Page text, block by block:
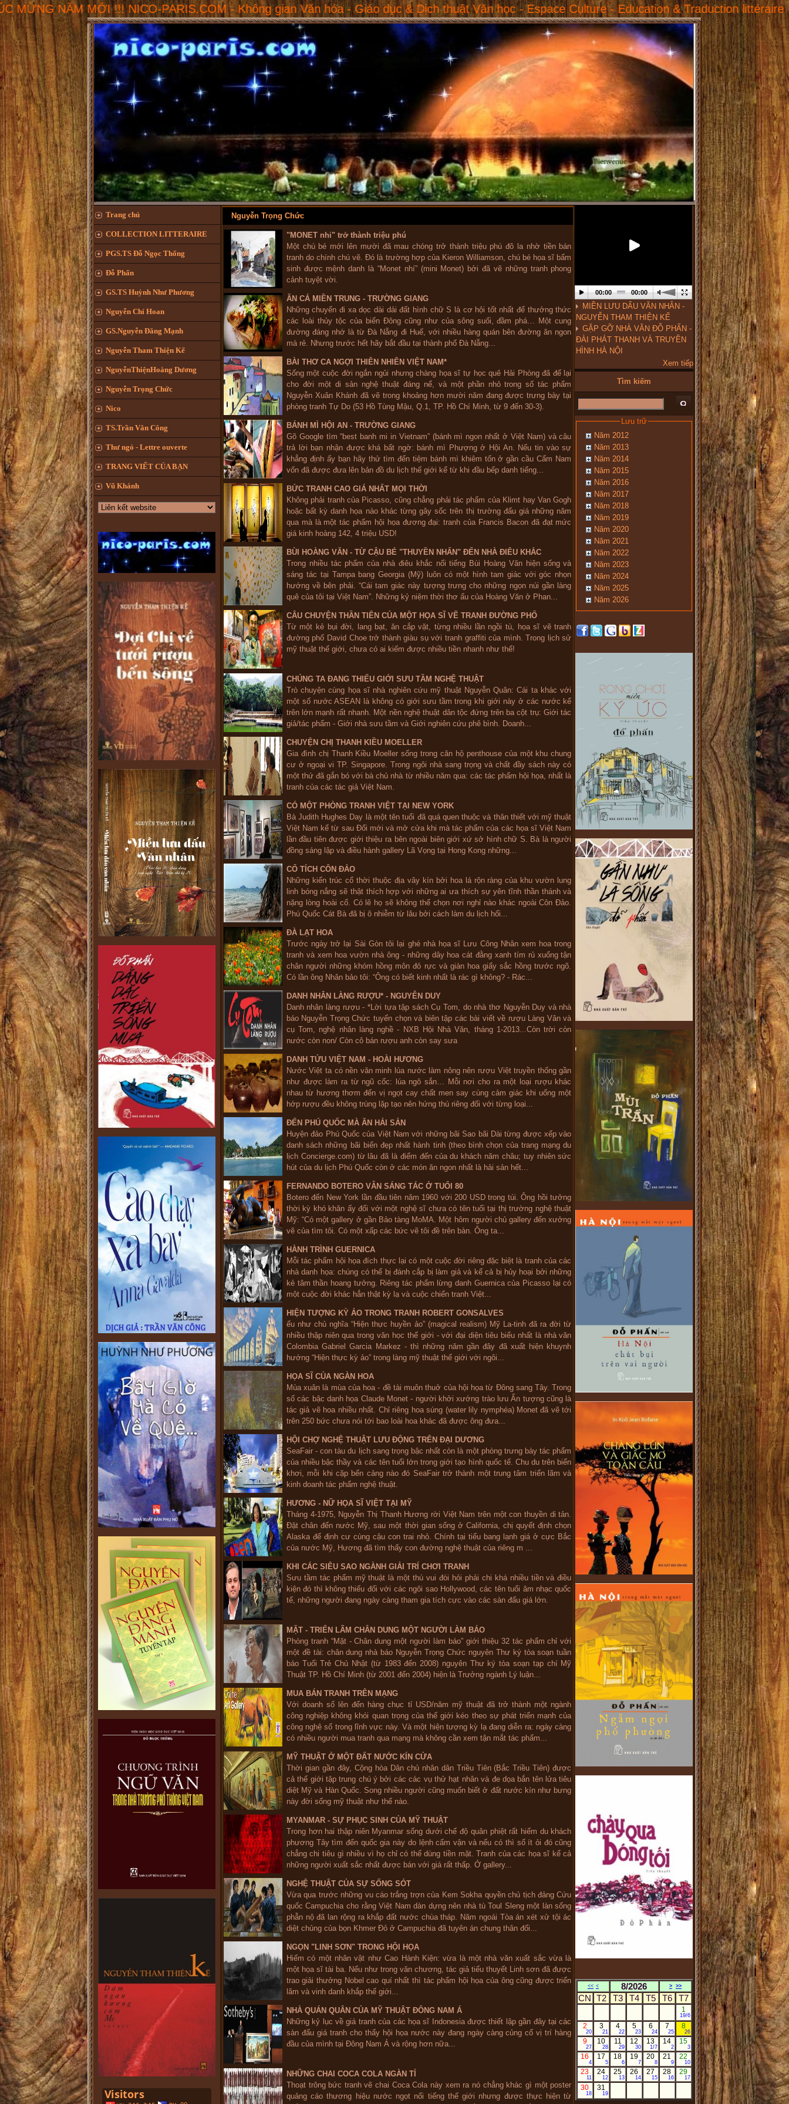
NĂM MỚI !!! NICO-PARIS.COM - Không gian Văn hóa - Giáo dục & Dịch thuật Văn học - Espace Culture - Education & Traduction littéraire
Trang chủ
COLLECTION LITTERAIRE
PGS.TS Đỗ Ngọc Thống
Đỗ Phấn
GS.TS Huỳnh Như Phương
Nguyễn Chí Hoan
GS.Nguyễn Đăng Mạnh
Nguyễn Tham Thiện Kế
NguyễnThiệnHoàng Dương
Nguyễn Trọng Chức
Nico
TS.Trần Văn Công
Thư ngỏ - Lettre ouverte
TRANG VIẾT CỦA BẠN
Vũ Khánh
Nguyễn Trọng Chức
"MONET nhi" trở thành triệu phú
Một chú bé mới lên mười đã mau chóng trở thành triệu phú đô la nhờ tiền bán
tranh do chính chú vẽ. Đó là trường hợp của Kieron Williamson, chú bé họa sĩ bẩm
sinh được mệnh danh là “Monet nhí” (mini Monet) bởi đã vẽ những tranh phong
cảnh tuyệt vời.
ĂN CÁ MIỀN TRUNG - TRƯỜNG GIANG
Những chuyến đi xa dọc dài dải đất hình chữ S là cơ hội tốt nhất để thưởng thức
các loài thủy tộc của biển Đông cũng như của sông suối, đầm phá… Một cung
đường đáng nhớ là từ Đà Nẵng đi Huế, với nhiều hàng quán bên đường ăn ngon
mà rẻ. Nhưng trước hết hãy bắt đầu tại thành phố Đà Nẵng...
BÀI THƠ CA NGỢI THIÊN NHIÊN VIỆT NAM*
Sống một cuộc đời ngắn ngủi nhưng chàng họa sĩ tự học quê Hải Phòng đã để lại
cho đời một di sản nghệ thuật đáng nể, và một phần nhỏ trong số tác phẩm
Nguyễn Xuân Khánh đã vẽ trong khoảng hơn mười năm đang được trưng bày tại
phòng tranh Tự Do (53 Hồ Tùng Mậu, Q.1, TP. Hồ Chí Minh, từ 9 đến 30-3).
BÁNH MÌ HỘI AN - TRƯỜNG GIANG
Gõ Google tìm “best banh mi in Vietnam” (bánh mì ngon nhất ở Việt Nam) và câu
trả lời bạn nhận được khá bất ngờ: bánh mì Phượng ở Hội An. Nếu tin vào sự
khẳng định ấy bạn hãy thử tìm đến tiệm bánh mì khiêm tốn ở gần cầu Cẩm Nam
vốn đã được đưa lên bản đồ du lịch thế giới kể từ khi đầu bếp danh tiếng...
BỨC TRANH CAO GIÁ NHẤT MỌI THỜI
Không phải tranh của Picasso, cũng chẳng phải tác phẩm của Klimt hay Van Gogh
hoặc bất kỳ danh họa nào khác từng gây sốc trên thị trường đấu giá những năm
qua mà là một tác phẩm hội họa đương đại: tranh của Francis Bacon đã đạt mức
giá kinh hoàng 142, 4 triệu USD!
BÙI HOÀNG VĂN - TỪ CẬU BÉ "THUYỀN NHẨN" ĐẾN NHÀ ĐIÊU KHẮC
Trong nhiều tác phẩm của nhà điêu khắc nổi tiếng Bùi Hoàng Văn hiện sống và
sáng tác tại Tampa bang Georgia (Mỹ) luôn có một hình tam giác với góc nhọn
hướng về bên phải. “Cái tam giác này tượng trưng cho những ngọn núi gần làng
quê của tôi tại Việt Nam”. Những kỷ niệm thời thơ ấu của Hoàng Văn ở Phan...
CÂU CHUYỆN THẦN TIÊN CỦA MỘT HỌA SĨ VẼ TRANH ĐƯỜNG PHỐ
Từ một kẻ bụi đời, lang bạt, ăn cắp vặt, từng nhiều lần ngồi tù, họa sĩ vẽ tranh
đường phố David Choe trở thành giàu sụ với tranh graffiti của mình. Trong lịch sử
mỹ thuật thế giới, chưa có ai kiếm được nhiều tiền nhanh như thế!
CHÚNG TA ĐANG THIẾU GIỚI SƯU TẦM NGHỆ THUẬT
Trò chuyện cùng họa sĩ nhà nghiên cứu mỹ thuật Nguyễn Quân: Cái ta khác với
một số nước ASEAN là không có giới sưu tầm trong khi giới này ở các nước kể
trên lớn mạnh rất nhanh. Một nền nghệ thuật dân tộc đứng trên ba cột trụ: Giới tác
giả/tác phẩm - Giới nhà sưu tầm và Giới nghiên cứu phê bình. Doanh...
CHUYỆN CHỊ THANH KIỀU MOELLER
Gia đình chị Thanh Kiều Moeller sống trong căn hộ penthouse của một khu chung
cư ở ngoại vi TP. Singapore. Trong ngôi nhà sang trọng và chất đầy sách này có
một thứ đã gắn bó với bà chủ nhà từ nhiều năm qua: các tác phẩm hội họa, nhất là
tranh của các tác giả Việt Nam.
CÓ MỘT PHÒNG TRANH VIỆT TẠI NEW YORK
Bà Judith Hughes Day là một tên tuổi đã quá quen thuộc và thân thiết với mỹ thuật
Việt Nam kể từ sau Đổi mới và mở cửa khi mà tác phẩm của các họa sĩ Việt Nam
lần đầu tiên được giới thiệu ra bên ngoài biên giới xứ sở hình chữ S. Bà là người
đồng sáng lập và điều hành gallery Lã Vọng tại Hong Kong những...
CỔ TÍCH CÔN ĐẢO
Những kiến trúc cổ thời thuộc địa vây kín bởi hoa lá rộn ràng của khu vườn lung
linh bóng nắng sẽ thật thích hợp với những ai ưa thích sự yên tĩnh thần thánh và
nặng lòng hoài cổ. Có lẽ họ sẽ không thể chọn nơi nghỉ nào khác ngoài Côn Đảo.
Phú Quốc Cát Bà đã bị ô nhiễm từ lâu bởi cách làm du lịch hối...
ĐÀ LẠT HOA
Trước ngày trở lại Sài Gòn tôi lại ghé nhà họa sĩ Lưu Công Nhân xem hoa trong
tranh và xem hoa vườn nhà ông - những dây hoa cát đằng xanh tím rủ xuống tận
chân người những khóm hồng môn đỏ rực và giàn hoa giấy sắc hồng trước ngõ.
Có lần ông Nhân bảo tôi: “Ông có biết kinh nhất là rác gì không? - Rác...
DANH NHÂN LÀNG RƯỢU* - NGUYỄN DUY
Danh nhân làng rượu - *Lời tựa tập sách Cụ Tom, do nhà thơ Nguyễn Duy và nhà
báo Nguyễn Trọng Chức tuyển chọn và biên tập các bài viết về rượu Làng Vân và
cụ Tom, nghệ nhân làng nghề - NXB Hội Nhà Văn, tháng 1-2013...Còn trời còn
nước còn non/ Còn cô bán rượu anh còn say sưa
DANH TỬU VIỆT NAM - HOÀI HƯƠNG
Nước Việt ta có nền văn minh lúa nước làm nông nên rượu Việt truyền thống gần
như được làm ra từ ngũ cốc: lúa ngô sắn… Mỗi nơi cho ra một loại rượu khác
nhau từ hương thơm đến vị ngọt cay chất men say cùng cảm giác khi uống một
hớp rượu đều không trùng lặp tạo nên hứng thú riêng đối với từng loại...
ĐẾN PHÚ QUỐC MÀ ĂN HẢI SẢN
Huyện đảo Phú Quốc của Việt Nam với những bãi Sao bãi Dài từng được xếp vào
danh sách những bãi biển đẹp nhất hành tinh (theo bình chọn của trang mạng du
lịch Concierge.com) từ lâu đã là điểm đến của du khách năm châu; tuy nhiên sức
hút của du lịch Phú Quốc còn ở các món ăn ngon nhất là hải sản hết...
FERNANDO BOTERO VẪN SÁNG TÁC Ở TUỔI 80
Botero đến New York lần đầu tiên năm 1960 với 200 USD trong túi. Ông hồi tưởng
thời kỳ khó khăn ấy đối với một nghệ sĩ chưa có tên tuổi tại thị trường nghệ thuật
Mỹ: “Có một gallery ở gần Bảo tàng MoMA. Một hôm người chủ gallery đến xưởng
vẽ của tìm tôi. Có một xấp các bức vẽ tôi đề trên bàn. Ông ta...
HÀNH TRÌNH GUERNICA
Mỗi tác phẩm hội họa đích thực lại có một cuộc đời riêng đặc biệt là tranh của các
nhà danh họa: chúng có thể bị đánh cắp bị làm giả và kể cả bị hủy hoại bởi những
kẻ tâm thần hoang tưởng. Riêng tác phẩm lừng danh Guernica của Picasso lại có
một cuộc đời khác hẳn thật kỳ lạ và cuộc chiến tranh Việt...
HIỆN TƯỢNG KỲ ẢO TRONG TRANH ROBERT GONSALVES
ếu như chủ nghĩa “Hiện thực huyền ảo” (magical realism) Mỹ La-tinh đã ra đời từ
nhiều thập niên qua trong văn học thế giới - với đại diện tiêu biểu nhất là nhà văn
Colombia Gabriel Garcia Markez - thì những năm gần đây đã xuất hiện khuynh
hướng “Hiện thực kỳ ảo” trong làng mỹ thuật thế giới với ngôi...
HỌA SĨ CỦA NGÀN HOA
Mùa xuân là mùa của hoa - đề tài muôn thuở của hội họa từ Đông sang Tây. Trong
số các bậc danh họa Claude Monet - người khởi xướng trào lưu Ấn tượng cũng là
tác giả vẽ hoa nhiều nhất. Chỉ riêng hoa súng (water lily nymphéa) Monet đã vẽ tới
trên 250 bức chưa nói tới bao loài hoa khác đã được ông đưa...
HỘI CHỢ NGHỆ THUẬT LƯU ĐỘNG TRÊN ĐẠI DƯƠNG
SeaFair - con tàu du lịch sang trọng bậc nhất còn là một phòng trưng bày tác phẩm
của nhiều bậc thầy và các tên tuổi lớn trong giới tạo hình quốc tế. Chu du trên biển
khơi, mỗi khi cặp bến cảng nào đó SeaFair trở thành một trung tâm triển lãm và
kinh doanh tác phẩm nghệ thuật.
HƯƠNG - NỮ HỌA SĨ VIỆT TẠI MỸ
Tháng 4-1975, Nguyễn Thị Thanh Hương rời Việt Nam trên một con thuyền di tản.
Đặt chân đến nước Mỹ, sau một thời gian sống ở California, chị quyết định chọn
Alaska để định cư cùng cậu con trai nhỏ. Chính tại tiểu bang lạnh giá ở cực Bắc
của nước Mỹ, Hương đã tìm thấy con đường nghệ thuật của riêng m ...
KHI CÁC SIÊU SAO NGÀNH GIẢI TRÍ CHƠI TRANH
Sưu tầm tác phẩm mỹ thuật là một thú vui đòi hỏi phải chi khá nhiều tiền và điều
kiện đó thì không thiếu đối với các ngôi sao Hollywood, các tên tuổi âm nhạc quốc
tế, những người đang ngày càng tham gia tích cực vào các sàn đấu giá lớn.
MẶT - TRIỂN LÃM CHÂN DUNG MỘT NGƯỜI LÀM BÁO
Phòng tranh “Mặt - Chân dung một người làm báo” giới thiệu 32 tác phẩm chỉ với
một đề tài: chân dung nhà báo Nguyễn Trọng Chức nguyên Thư ký tòa soạn tuần
báo Tuổi Trẻ Chủ Nhật (từ 1983 đến 2008) nguyên Thư ký tòa soạn tạp chí Mỹ
Thuật TP. Hồ Chí Minh (từ 2001 đến 2004) hiện là Trưởng ngành Lý luận...
MUA BÁN TRANH TRÊN MẠNG
Với doanh số lên đến hàng chục tỉ USD/năm mỹ thuật đã trở thành một ngành
công nghiệp không khói quan trọng của thế giới kéo theo sự phát triển mạnh của
công nghệ số trong lĩnh vực này. Và một hiện tượng kỳ lạ đang diễn ra: ngày càng
có nhiều người mua tranh qua mạng mà không cần xem tận mắt tác phẩm...
MỸ THUẬT Ở MỘT ĐẤT NƯỚC KÍN CỬA
Thời gian gần đây, Cộng hòa Dân chủ nhân dân Triều Tiên (Bắc Triều Tiên) được
cả thế giới tập trung chú ý bởi các các vụ thử hạt nhân và đe dọa bắn tên lửa tiêu
diệt Mỹ và Hàn Quốc. Song nhiều người cũng muốn biết ở đất nước kín như bưng
này đời sống mỹ thuật như thế nào.
MYANMAR - SỰ PHỤC SINH CỦA MỸ THUẬT
Trong hơn hai thập niên Myanmar sống dưới chế độ quân phiệt rất hiếm du khách
phương Tây tìm đến quốc gia này do lệnh cấm vận và nếu có thì số ít ỏi đó cũng
chẳng chi tiêu gì nhiều vì họ chỉ có thể dùng tiền mặt. Tranh của các họa sĩ kể cả
những người xuất sắc nhất được bán với giá rất thấp. Ở gallery...
NGHỆ THUẬT CỦA SỰ SỐNG SÓT
Vừa qua trước những vu cáo trắng trợn của Kem Sokha quyền chủ tịch đảng Cứu
quốc Campuchia cho rằng Việt Nam dàn dựng nên nhà tù Toul Sleng một làn sống
phẫn nộ đã lan rộng ra khắp đất nước chùa tháp. Năm ngoái Tòa án xét xử tội ác
diệt chủng của bọn Khmer Đỏ ở Campuchia đã tuyên án chung thân đối...
NGỌN "LINH SƠN" TRONG HỘI HỌA
Hiếm có một nhân vật như Cao Hành Kiện: vừa là một nhà văn xuất sắc vừa là
một họa sĩ tài ba. Nếu như trong văn chương, tác giả tiểu thuyết Linh sơn đã được
trao giải thưởng Nobel cao quí nhất thì tác phẩm hội họa của ông cũng được triển
lãm và vinh danh khắp thế giới...
NHÀ QUÁN QUÂN CỦA MỸ THUẬT ĐÔNG NAM Á
Những kỷ lục về giá tranh của các họa sĩ Indonesia được thiết lập gần đây tại các
sàn đấu giá tranh cho thấy hội họa nước này đang ngày càng củng cố vị trí hàng
đầu của mình tại Đông Nam Á và rộng hơn nữa...
NHỮNG CHAI COCA COLA NGÀN TỈ
Thoạt trông bức tranh vẽ chai Coca Cola này xem ra nó chẳng khác gì một poster
quảng cáo thương hiệu nước ngọt nổi tiếng thế giới nhưng được thực hiện từ
00:00 00:00
MIỀN LƯU DẤU VĂN NHÂN -
NGUYỄN THAM THIỆN KẾ
GẶP GỠ NHÀ VĂN ĐỖ PHẤN -
ĐÀI PHÁT THANH VÀ TRUYỀN
HÌNH HÀ NỘI
Xem tiếp
Tìm kiếm
Lưu trữ
Năm 2012
Năm 2013
Năm 2014
Năm 2015
Năm 2016
Năm 2017
Năm 2018
Năm 2019
Năm 2020
Năm 2021
Năm 2022
Năm 2023
Năm 2024
Năm 2025
Năm 2026
<< < 8/2026 > >>
CN T2 T3 T4 T5 T6 T7
1
19/6
2
20
3
21
4
22
5
23
6
24
7
25
8
26
9
27
10
28
11
29
12
30
13
1/7
14
2
15
3
16
4
17
5
18
6
19
7
20
8
21
9
22
10
23
11
24
12
25
13
26
14
27
15
28
16
29
17
30
18
31
19